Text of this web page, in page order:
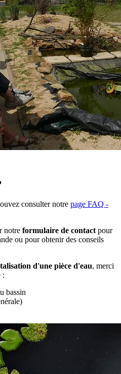
consulter notre page FAQ -
notre formulaire de contact pour
ou pour obtenir des conseils
d'une pièce d'eau, merci
:
bassin